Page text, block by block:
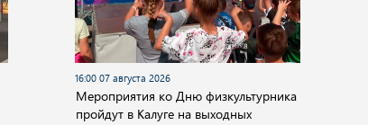
16:00 07 августа 2026
Мероприятия ко Дню физкультурника
пройдут в Калуге на выходных